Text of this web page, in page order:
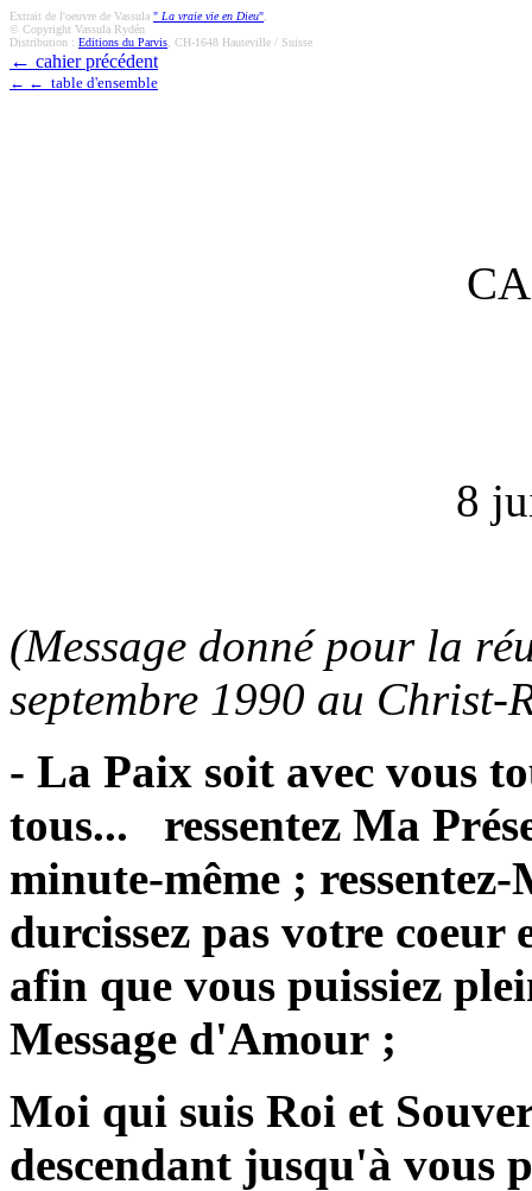
Extrait de l'oeuvre de Vassula " La vraie vie en Dieu"
© Copyright Vassula Rydén
Distribution : Editions du Parvis , CH-1648 Hauteville / Suisse
← cahier précédent
← ← table d'ensemble
8
(Message donné pour la
septembre 1990 au Christ-
- La Paix soit avec vous
tous... ressentez Ma
minute-même ;
durcissez pas votre
afin que vous puissiez
Message d'Amour ;
Moi qui suis Roi et
descendant jusqu'à vous